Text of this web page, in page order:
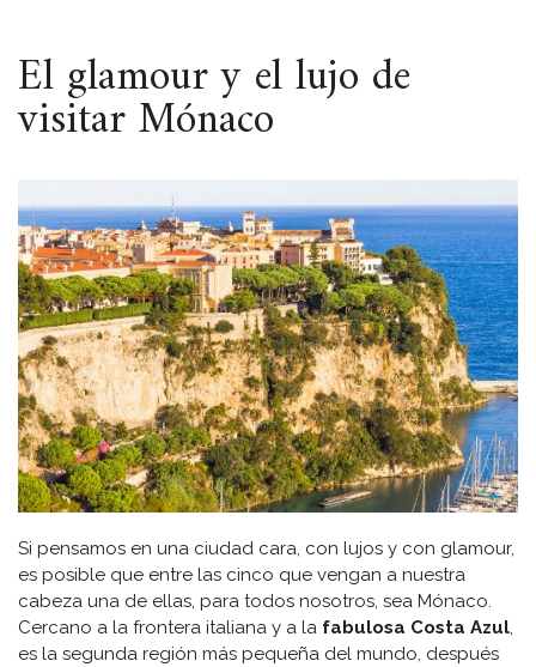
ESPACIO
El glamour y el lujo de
visitar Mónaco
Si pensamos en una ciudad cara, con lujos y con glamour,
es posible que entre las cinco que vengan a nuestra
cabeza una de ellas, para todos nosotros, sea Mónaco.
Cercano a la frontera italiana y a la fabulosa Costa Azul,
es la segunda región más pequeña del mundo, después